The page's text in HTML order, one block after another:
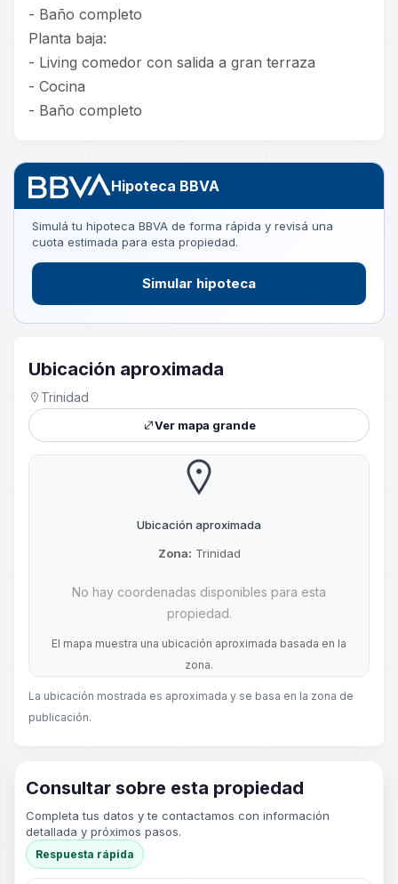
- Baño completo
Planta baja:
- Living comedor con salida a gran terraza
- Cocina
- Baño completo
Hipoteca BBVA
Simulá tu hipoteca BBVA de forma rápida y revisá una
cuota estimada para esta propiedad.
Simular hipoteca
Ubicación aproximada
Trinidad
Ver mapa grande
Ubicación aproximada
Zona: Trinidad
No hay coordenadas disponibles para esta
propiedad.
El mapa muestra una ubicación aproximada basada en la
zona.
La ubicación mostrada es aproximada y se basa en la zona de
publicación.
Consultar sobre esta propiedad
Completa tus datos y te contactamos con información
detallada y próximos pasos.
Respuesta rápida